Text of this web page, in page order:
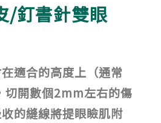
/釘書針雙眼
適合的高度上（通常
開數個2mm左右的傷
的縫線將提眼瞼肌附